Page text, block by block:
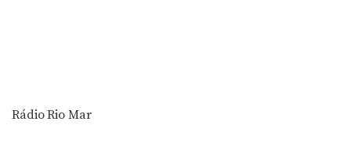
Rádio Rio Mar